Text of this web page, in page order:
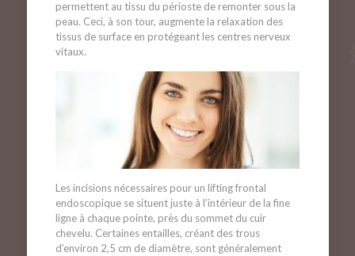
permettent au tissu du périoste de remonter sous la
peau. Ceci, à son tour, augmente la relaxation des
tissus de surface en protégeant les centres nerveux
vitaux.
Les incisions nécessaires pour un lifting frontal
endoscopique se situent juste à l’intérieur de la fine
ligne à chaque pointe, près du sommet du cuir
chevelu. Certaines entailles, créant des trous
d’environ 2,5 cm de diamètre, sont généralement